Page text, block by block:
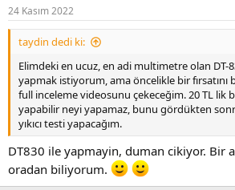
24 Kasım 2022
taydin dedi ki:
Elimdeki en ucuz, en adi multimetre olan DT-
yapmak istiyorum, ama öncelikle bir
full inceleme videosunu çekeceğim. 20 TL lik
yapabilir neyi yapamaz, bunu gördükten
yıkıcı testi yapacağım.
DT830 ile yapmayin, duman cikiyor. Bir
oradan biliyorum.